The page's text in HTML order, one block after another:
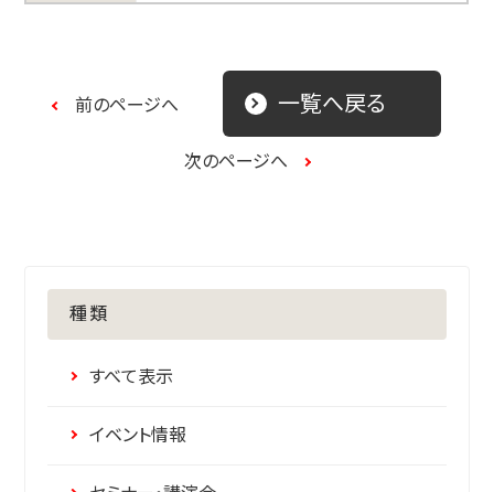
前のページへ 一覧へ戻る
次のページへ
種類
すべて表示
イベント情報